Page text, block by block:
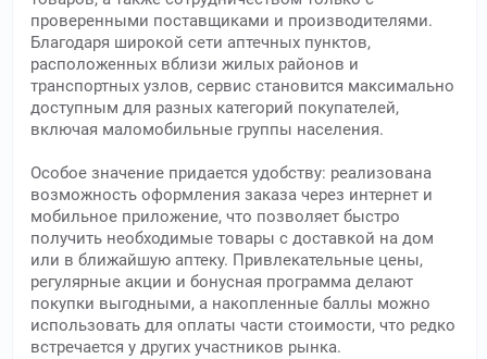
проверенными поставщиками и производителями.
Благодаря широкой сети аптечных пунктов,
расположенных вблизи жилых районов и
транспортных узлов, сервис становится максимально
доступным для разных категорий покупателей,
включая маломобильные группы населения.
Особое значение придается удобству: реализована
возможность оформления заказа через интернет и
мобильное приложение, что позволяет быстро
получить необходимые товары с доставкой на дом
или в ближайшую аптеку. Привлекательные цены,
регулярные акции и бонусная программа делают
покупки выгодными, а накопленные баллы можно
использовать для оплаты части стоимости, что редко
встречается у других участников рынка.